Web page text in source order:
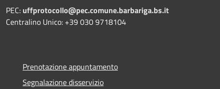
PEC: uffprotocollo@pec.comune.barbariga.bs.it
Centralino Unico: +39 030 9718104
Prenotazione appuntamento
Segnalazione disservizio